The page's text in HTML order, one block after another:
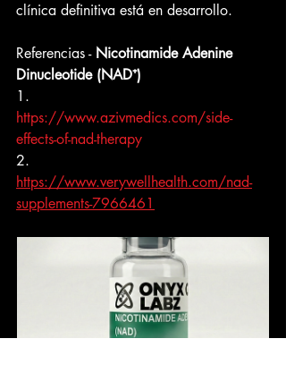
clínica definitiva está en desarrollo.
Referencias - Nicotinamide Adenine
Dinucleotide (NAD⁺)
1.
https://www.azivmedics.com/side-
effects-of-nad-therapy
2.
https://www.verywellhealth.com/nad-
supplements-7966461